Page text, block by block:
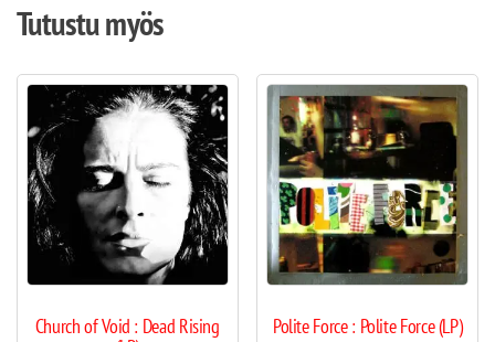
Tutustu myös
Church of Void : Dead Rising
Polite Force : Polite Force (LP)